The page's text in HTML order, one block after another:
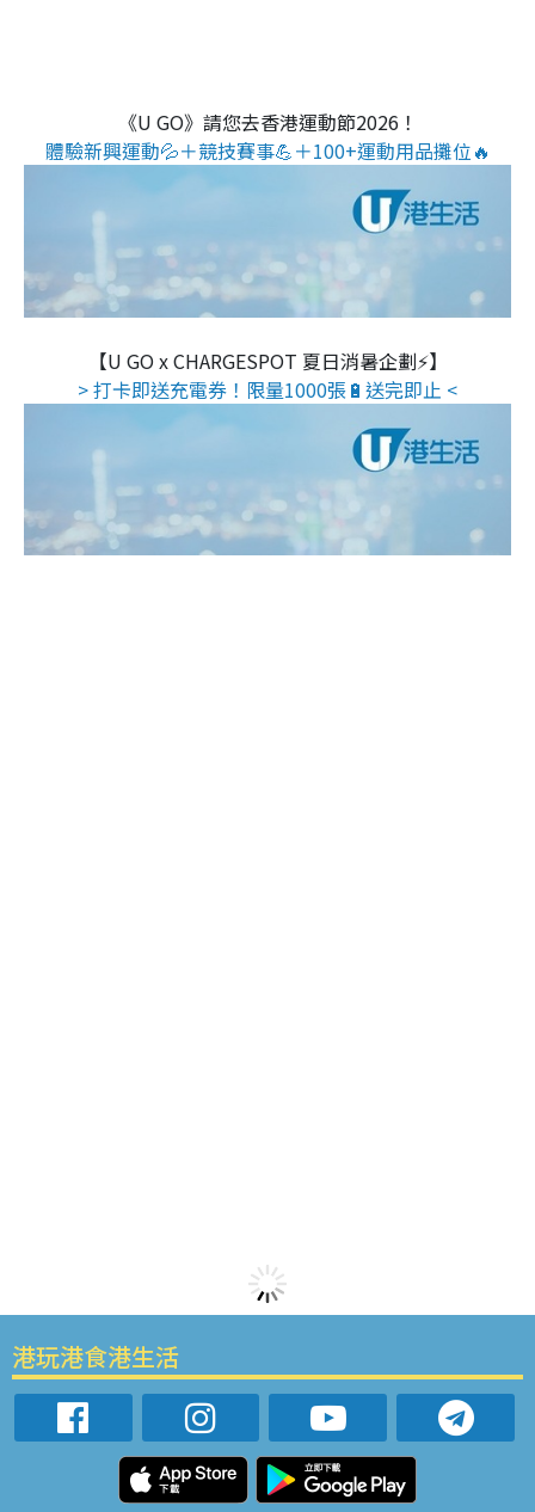
《U GO》請您去香港運動節2026！
體驗新興運動💦＋競技賽事💪＋100+運動用品攤位🔥
【U GO x CHARGESPOT 夏日消暑企劃⚡】
> 打卡即送充電券！限量1000張🔋送完即止 <
港玩港食港生活